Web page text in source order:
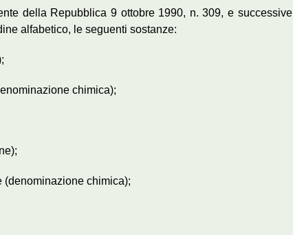
della Repubblica 9 ottobre 1990, n. 309, e successive
alfabetico, le seguenti sostanze:
chimica);
(denominazione chimica);